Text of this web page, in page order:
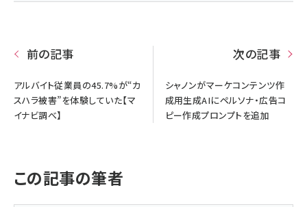
前の記事
アルバイト従業員の45.7%が“カ
スハラ被害”を体験していた【マ
イナビ調べ】
次の記事
シャノンがマーケコンテンツ作
成用生成AIにペルソナ・広告コ
ピー作成プロンプトを追加
この記事の筆者